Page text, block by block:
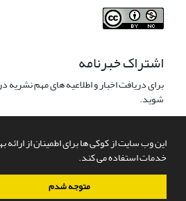
این وب سایت از کوکی ها برای اطمینان از ارائه
خدمات استفاده می کند.
متوجه شدم
اشتراک خبرنامه
برای دریافت اخبار و اطلاعیه های مهم
شوید.